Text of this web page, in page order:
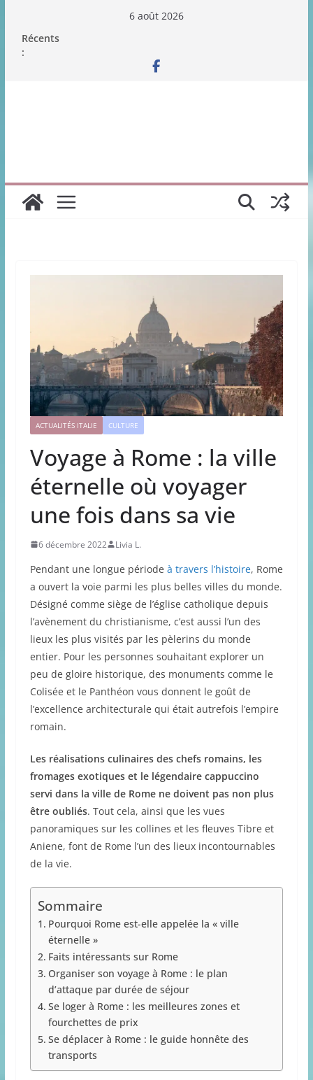
contenu
6 août 2026
Récents
:
ACTUALITÉS ITALIE CULTURE
Voyage à Rome : la ville
éternelle où voyager
une fois dans sa vie
6 décembre 2022 Livia L.
Pendant une longue période à travers l’histoire, Rome
a ouvert la voie parmi les plus belles villes du monde.
Désigné comme siège de l’église catholique depuis
l’avènement du christianisme, c’est aussi l’un des
lieux les plus visités par les pèlerins du monde
entier. Pour les personnes souhaitant explorer un
peu de gloire historique, des monuments comme le
Colisée et le Panthéon vous donnent le goût de
l’excellence architecturale qui était autrefois l’empire
romain.
Les réalisations culinaires des chefs romains, les
fromages exotiques et le légendaire cappuccino
servi dans la ville de Rome ne doivent pas non plus
être oubliés. Tout cela, ainsi que les vues
panoramiques sur les collines et les fleuves Tibre et
Aniene, font de Rome l’un des lieux incontournables
de la vie.
Sommaire
Pourquoi Rome est-elle appelée la « ville
éternelle »
Faits intéressants sur Rome
Organiser son voyage à Rome : le plan
d’attaque par durée de séjour
Se loger à Rome : les meilleures zones et
fourchettes de prix
Se déplacer à Rome : le guide honnête des
transports